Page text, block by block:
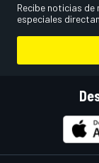
Recibe noticias
especiales